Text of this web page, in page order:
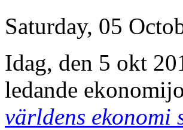
Saturday, 05
Idag, den 5 okt
ledande
världens ekonomi